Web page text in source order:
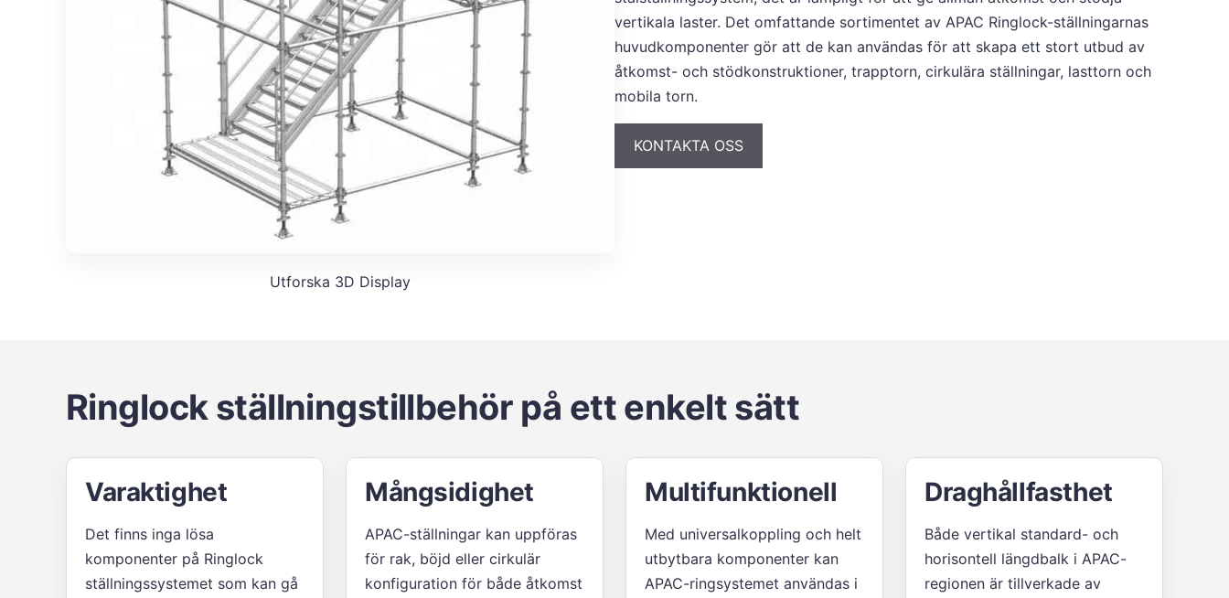
Utforska 3D Display
vertikala laster. Det omfattande sortimentet av APAC Ringlock-ställningarnas
huvudkomponenter gör att de kan användas för att skapa ett stort utbud av
åtkomst- och stödkonstruktioner, trapptorn, cirkulära ställningar, lasttorn och
mobila torn.
KONTAKTA OSS
Ringlock ställningstillbehör på ett enkelt sätt
Varaktighet
Det finns inga lösa
komponenter på Ringlock
ställningssystemet som kan gå
Mångsidighet
APAC-ställningar kan uppföras
för rak, böjd eller cirkulär
konfiguration för både åtkomst
Multifunktionell
Med universalkoppling och helt
utbytbara komponenter kan
APAC-ringsystemet användas i
Draghållfasthet
Både vertikal standard- och
horisontell längdbalk i APAC-
regionen är tillverkade av